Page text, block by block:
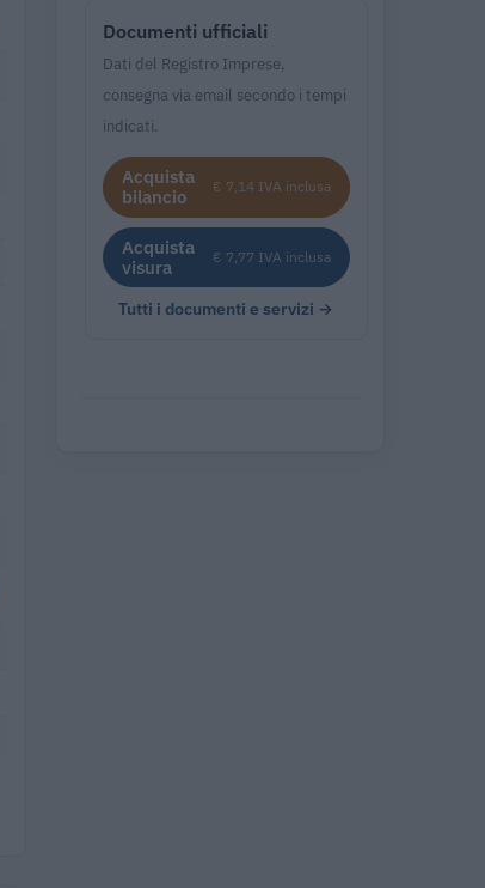
Documenti ufficiali
Dati del Registro Imprese,
consegna via email secondo i tempi
indicati.
Acquista
bilancio
€ 7,14 IVA inclusa
Acquista
visura
€ 7,77 IVA inclusa
Tutti i documenti e servizi →